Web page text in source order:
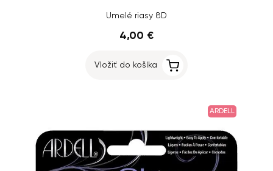
Umelé riasy 8D
4,00 €
Vložiť do košíka
ARDELL